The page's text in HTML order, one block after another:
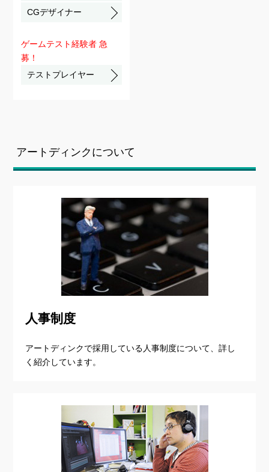
CGデザイナー
ゲームテスト経験者 急
募！
テストプレイヤー
アートディンクについて
人事制度
アートディンクで採用している人事制度について、詳し
く紹介しています。